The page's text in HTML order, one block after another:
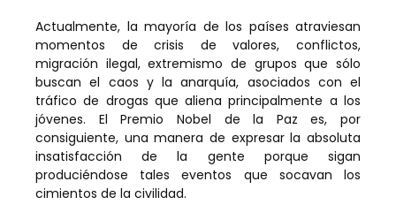
Actualmente, la mayoría de los países atraviesan
momentos de crisis de valores, conflictos,
migración ilegal, extremismo de grupos que sólo
buscan el caos y la anarquía, asociados con el
tráfico de drogas que aliena principalmente a los
jóvenes. El Premio Nobel de la Paz es, por
consiguiente, una manera de expresar la absoluta
insatisfacción de la gente porque sigan
produciéndose tales eventos que socavan los
cimientos de la civilidad.